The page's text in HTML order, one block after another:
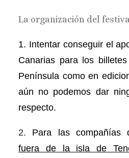
La organización del
1. Intentar conseguir el
Canarias para los
Península como en
aún no podemos dar
respecto.
2. Para las compañías
fuera de la isla de